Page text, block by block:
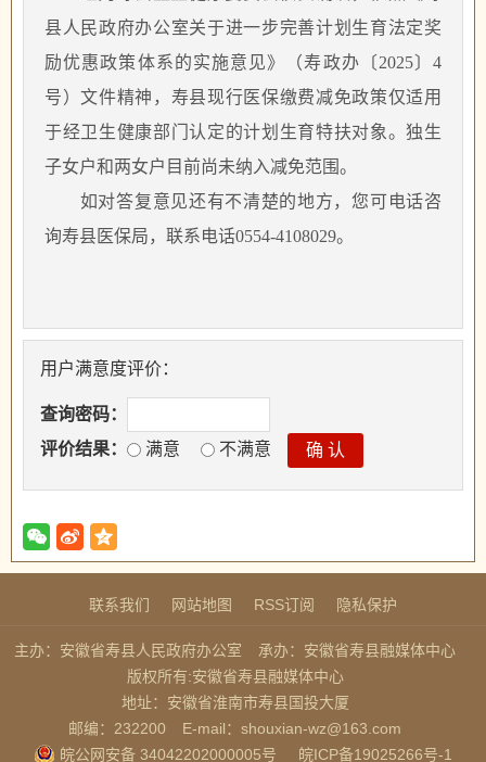
县人民政府办公室关于进一步完善计划生育法定奖
励优惠政策体系的实施意见》（寿政办〔 2025〕4
号）文件精神，寿县现行医保缴费减免政策仅适用
于经卫生健康部门认定的计划生育特扶对象。独生
子女户和两女户目前尚未纳入减免范围。
如对答复意见还有不清楚的地方，您可电话咨
询寿县医保局，联系电话0554-4108029。
用户满意度评价：
查询密码：
评价结果：
满意 不满意
联系我们 网站地图 RSS订阅 隐私保护
主办：安徽省寿县人民政府办公室
承办：安徽省寿县融媒体中心
版权所有:安徽省寿县融媒体中心
地址：安徽省淮南市寿县国投大厦
邮编：232200
E-mail：shouxian-wz@163.com
皖公网安备 34042202000005号
皖ICP备19025266号-1